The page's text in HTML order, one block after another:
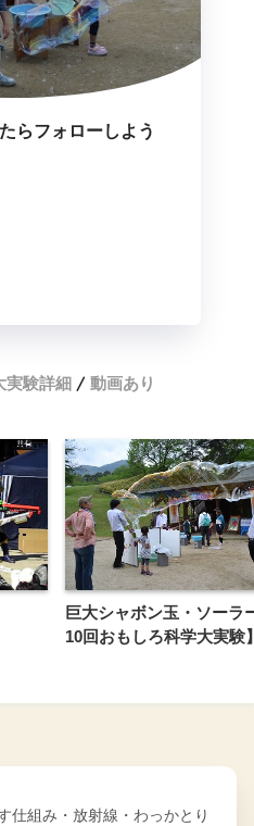
らフォローしよう
実験詳細 動画あり
巨大シャボン玉・ソーラ
10回おもしろ科学大実験
仕組み・放射線・わっかとり